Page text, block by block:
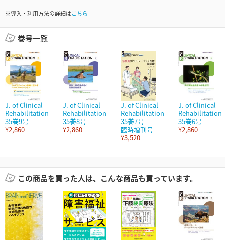
※導入・利用方法の詳細はこちら
巻号一覧
J. of Clinical
Rehabilitation
35巻9号
¥2,860
J. of Clinical
Rehabilitation
35巻8号
¥2,860
J. of Clinical
Rehabilitation
35巻7号
臨時増刊号
¥3,520
J. of Clinical
Rehabilitation
35巻6号
¥2,860
この商品を買った人は、こんな商品も買っています。